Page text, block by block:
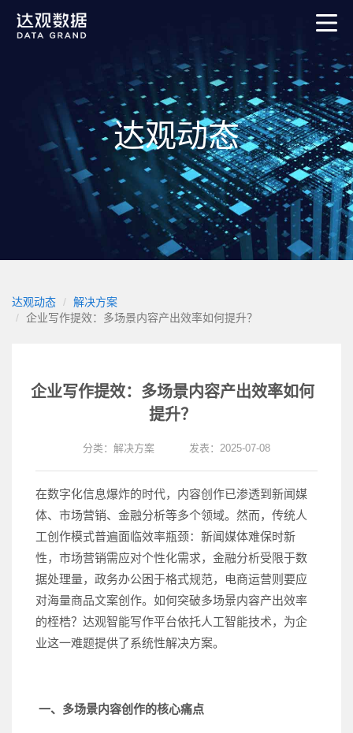
达观动态
达观动态
解决方案
企业写作提效：多场景内容产出效率如何提升？
企业写作提效：多场景内容产出效率如何
提升？
分类： 解决方案 发表：2025-07-08
在数字化信息爆炸的时代，内容创作已渗透到新闻媒
体、市场营销、金融分析等多个领域。然而，传统人
工创作模式普遍面临效率瓶颈：新闻媒体难保时新
性，市场营销需应对个性化需求，金融分析受限于数
据处理量，政务办公困于格式规范，电商运营则要应
对海量商品文案创作。如何突破多场景内容产出效率
的桎梏？达观智能写作平台依托人工智能技术，为企
业这一难题提供了系统性解决方案。
一、多场景内容创作的核心痛点